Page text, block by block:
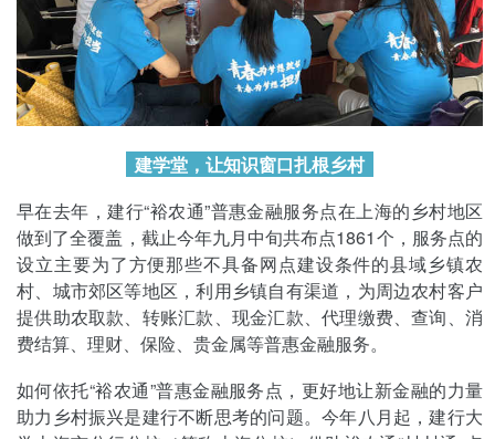
建学堂，让知识窗口扎根乡村
早在去年，建行“裕农通”普惠金融服务点在上海的乡村地区
做到了全覆盖，截止今年九月中旬共布点1861个，服务点的
设立主要为了方便那些不具备网点建设条件的县域乡镇农
村、城市郊区等地区，利用乡镇自有渠道，为周边农村客户
提供助农取款、转账汇款、现金汇款、代理缴费、查询、消
费结算、理财、保险、贵金属等普惠金融服务。
如何依托“裕农通”普惠金融服务点，更好地让新金融的力量
助力乡村振兴是建行不断思考的问题。今年八月起，建行大